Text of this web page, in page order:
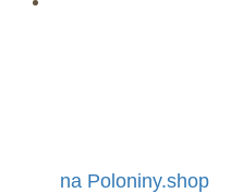
na Poloniny.shop